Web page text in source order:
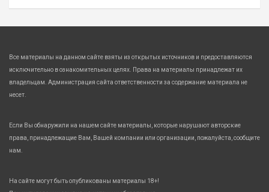
Все материалы на данном сайте взяты из открытых источников и предоставляются
исключительно в ознакомительных целях. Права на материалы принадлежат их
владельцам. Администрация сайта ответственности за содержание материала не
несет.
Если Вы обнаружили на нашем сайте материалы, которые нарушают авторские
права, принадлежащие Вам, Вашей компании или организации, пожалуйста, сообщите
нам.
На сайте могут быть опубликованы материалы 18+!